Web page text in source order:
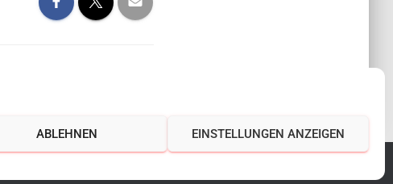
ABLEHNEN EINSTELLUNGEN ANZEIGEN